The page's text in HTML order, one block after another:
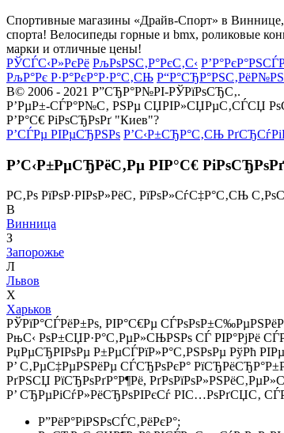
Спортивные магазины «Драйв-Спорт» в Виннице,
спорта! Велосипеды горные и bmx, роликовые
марки и отличные цены!
РЎСЃС‹Р»РєРё РљРѕРЅС‚Р°РєС‚С‹
РљР°Рє Р·Р°РєР°Р·Р°С‚СЊ
В© 2006 - 2021 Р”СЂР°Р№РІ-РЎРїРѕСЂС‚.
Р’РµР±-СЃР°Р№С‚ РЅРµ СЏРІР»СЏРµС‚СЃСЏ
Р’Р°С€ РіРѕСЂРѕРґ "Киев"?
Р’СЃРµ РІРµСЂРЅРѕ Р’С‹Р±СЂР°С‚СЊ
Р’С‹Р±РµСЂРёС‚Рµ РІР°С€ РіРѕСЂРѕРґ
Р­С‚Рѕ РїРѕР·РІРѕР»РёС‚ РїРѕР»СѓС‡Р°С‚СЊ
В
Винница
З
Запорожье
Л
Львов
Х
Харьков
РЎРїР°СЃРёР±Рѕ, РІР°С€Рµ
РњС‹ РѕР±СЏР·Р°С‚РµР»СЊРЅРѕ СЃ РІР°РјРё
РџРµСЂРІРѕРµ Р±РµСЃРїР»Р°С‚РЅРѕРµ РўРћ
Р’ С‚РµС‡РµРЅРёРµ СЃСЂРѕРєР°
РґРЅСЏ РїСЂРѕРґР°Р¶Рё,
Р’ СЂРµРіСѓР»РёСЂРѕРІРєСѓ РІС…РѕРґСЏС‚
Р”РёР°РіРЅРѕСЃС‚РёРєР°;